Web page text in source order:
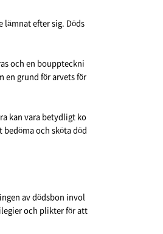
efter sig. Döds
och en bouppteckni
en grund för arvets för
kan vara betydligt ko
och sköta död
av dödsbon invol
och plikter för att